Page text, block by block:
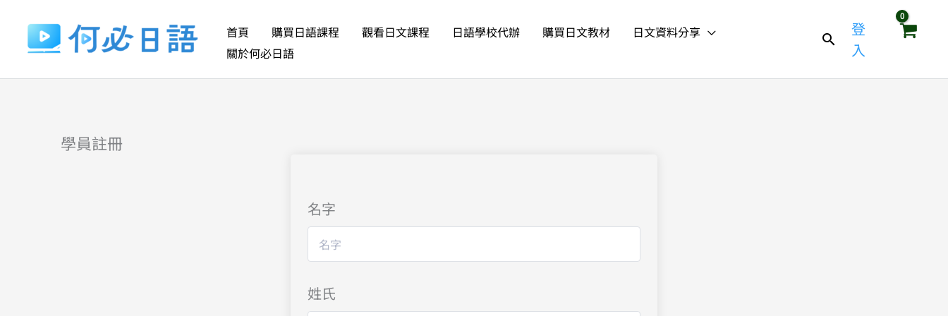
要
首頁 購買日語課程 觀看日文課程 日語學校代辦 購買日文教材
日文資料分享
關於何必日語
登
入
學員註冊
名字
姓氏